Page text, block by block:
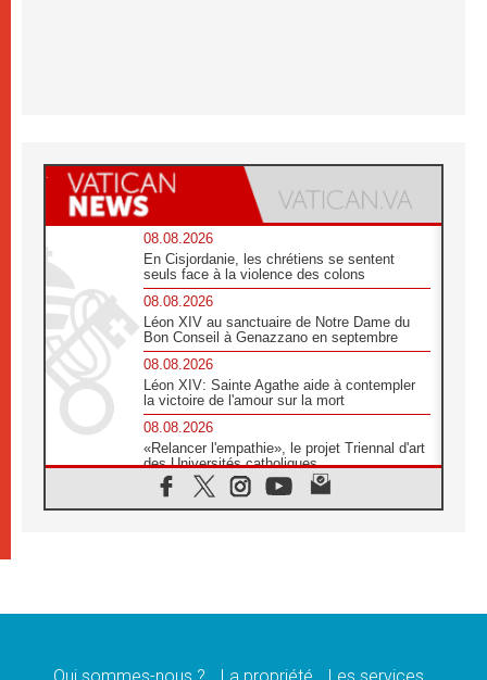
08.08.2026
En Cisjordanie, les chrétiens se sentent
seuls face à la violence des colons
08.08.2026
Léon XIV au sanctuaire de Notre Dame du
Bon Conseil à Genazzano en septembre
08.08.2026
Léon XIV: Sainte Agathe aide à contempler
la victoire de l'amour sur la mort
08.08.2026
«Relancer l'empathie», le projet Triennal d'art
des Universités catholiques
08.08.2026
Signis 2026, donner la parole aux religieuses
07.08.2026